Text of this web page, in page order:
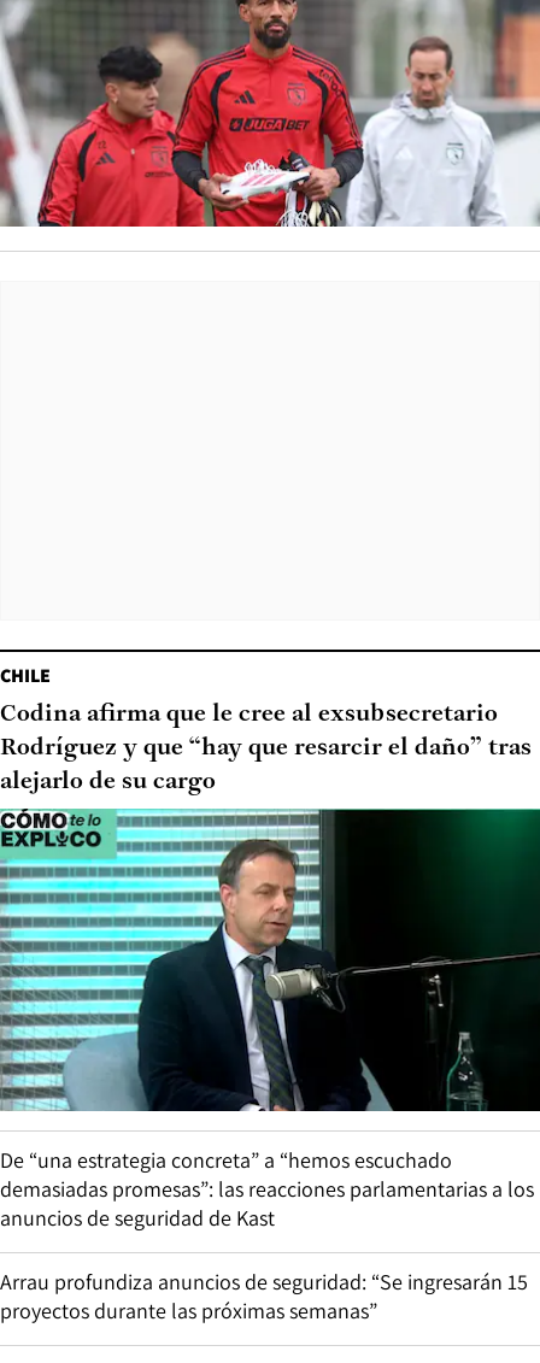
CHILE
Codina afirma que le cree al exsubsecretario
Rodríguez y que “hay que resarcir el daño” tras
alejarlo de su cargo
De “una estrategia concreta” a “hemos escuchado
demasiadas promesas”: las reacciones parlamentarias a los
anuncios de seguridad de Kast
Arrau profundiza anuncios de seguridad: “Se ingresarán 15
proyectos durante las próximas semanas”